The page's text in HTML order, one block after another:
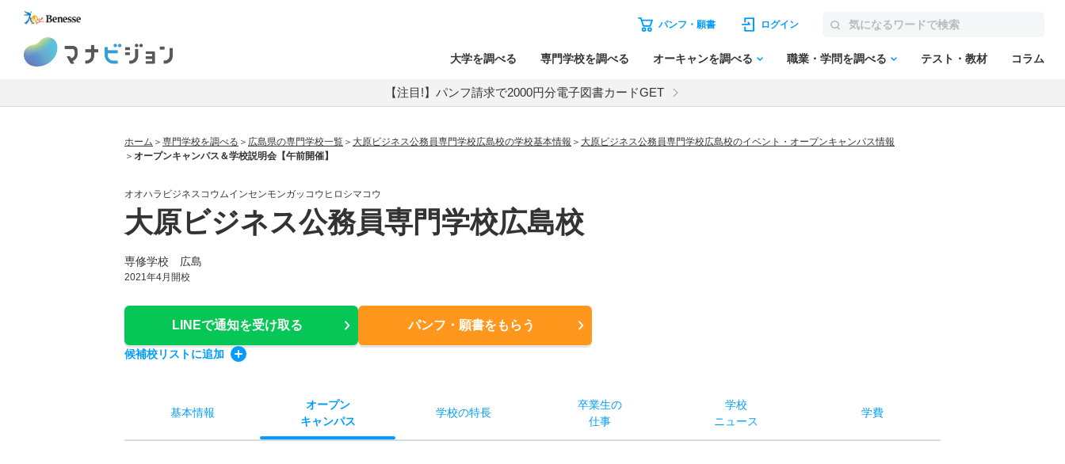
パンフ・願書 ログイン
大学を調べる 専門学校を調べる オーキャンを調べる 職業・学問を調べる テスト・教材 コラム
【注目!】パンフ請求で2000円分電子図書カードGET
ホーム 専門学校を調べる 広島県の専門学校一覧 大原ビジネス公務員専門学校広島校の学校基本情報
大原ビジネス公務員専門学校広島校のイベント・オープンキャンパス情報
オープンキャンパス＆学校説明会【午前開催】
オオハラビジネスコウムインセンモンガッコウヒロシマコウ
大原ビジネス公務員専門学校広島校
専修学校 広島
2021年4月開校
LINEで通知を受け取る パンフ・願書をもらう
候補校リストに追加
基本情報
オープン
キャンパス
学校の特長
卒業生の
仕事
学校
ニュース
学費